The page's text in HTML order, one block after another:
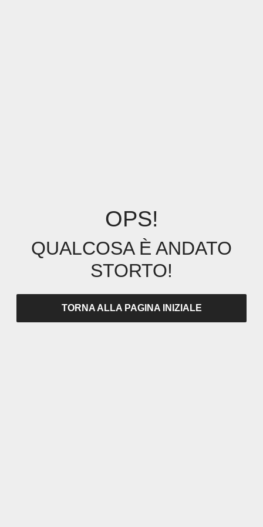
OPS!
QUALCOSA È ANDATO
STORTO!
TORNA ALLA PAGINA INIZIALE